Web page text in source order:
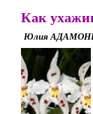
Как
Юлия